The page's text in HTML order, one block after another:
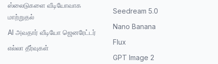
ஸ்லைடுகளை வீடியோவாக
மாற்றுதல்
AI அவதார் வீடியோ ஜெனரேட்டர்
எல்லா தீர்வுகள்
Seedream 5.0
Nano Banana
Flux
GPT Image 2